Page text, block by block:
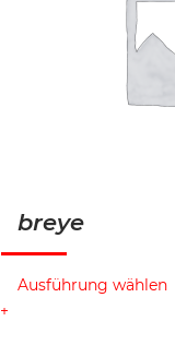
breye
Ausführung wählen